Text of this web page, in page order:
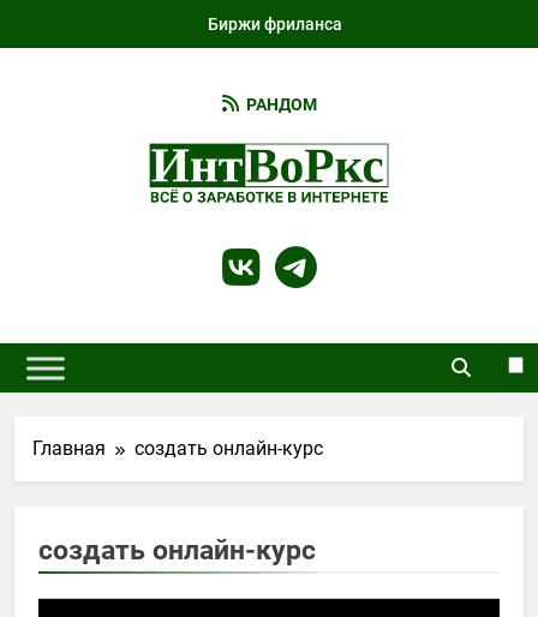
Биржи фриланса
IntWorks
Не Только…
РАНДОМ
Главная создать онлайн-курс
создать онлайн-курс